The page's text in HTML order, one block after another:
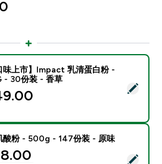
- 【新口味上市】Impact 乳清蛋
味上市】Impact 乳清蛋白粉 -
- 30份装 - 香草
- 一水肌酸粉 - 500g - 147份装 -
酸粉 - 500g - 147份装 - 原味
price